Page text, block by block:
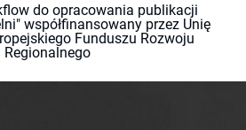
do opracowania publikacji
współfinansowany przez Unię
Funduszu Rozwoju
Regionalnego